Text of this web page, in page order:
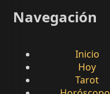
Navegación
Inicio
Hoy
Tarot